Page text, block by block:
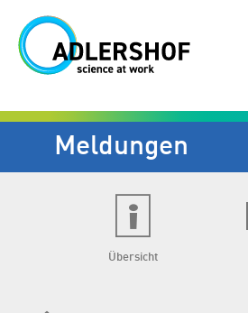
Meldungen
Übersicht